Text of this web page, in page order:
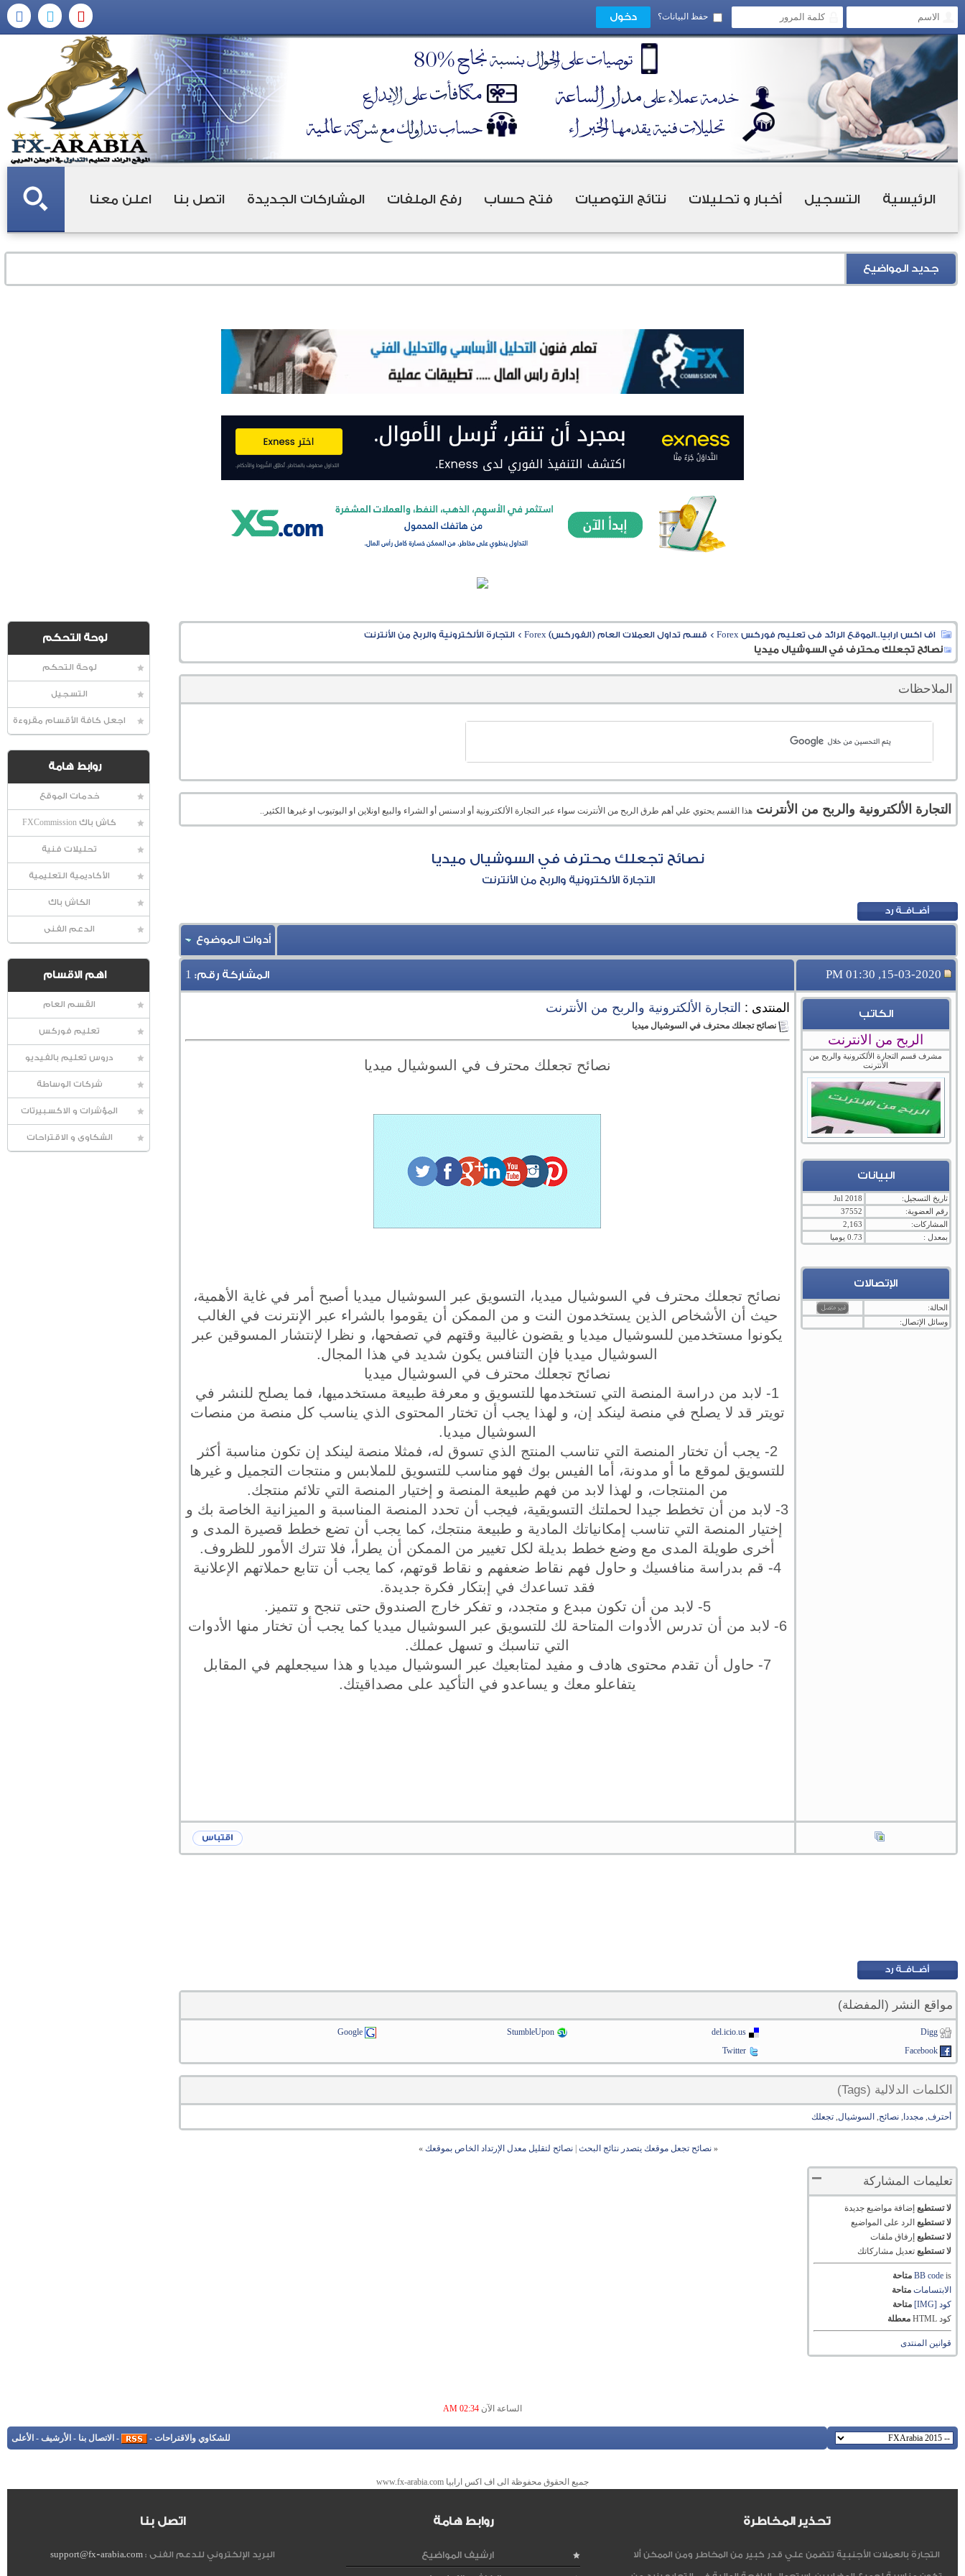
حفظ البيانات؟
الرئيسية التسجيل أخبار و تحليلات نتائج التوصيات فتح حساب رفع الملفات المشاركات الجديدة اتصل بنا اعلن معنا
جديد المواضيع
لوحة التحكم
لوحة التحكم
التسجيل
اجعل كافة الأقسام مقروءة
روابط هامة
خدمات الموقع
كاش باك FXCommission
تحليلات فنية
الأكاديمية التعليمية
الكاش باك
الدعم الفنى
اهم الاقسام
القسم العام
تعليم فوركس
دروس تعليم بالفيديو
شركات الوساطة
المؤشرات و الاكسبيرتات
الشكاوى و الاقتراحات
اف اكس ارابيا..الموقع الرائد فى تعليم فوركس Forex > قسم تداول العملات العام (الفوركس) Forex >التجارة الألكترونية والربح من الأنترنت
نصائح تجعلك محترف في السوشيال ميديا
الملاحظات
التجارة الألكترونية والربح من الأنترنت هذا القسم يحتوي علي أهم طرق الربح من الأنترنت سواء عبر التجارة الألكترونية أو ادسنس أو الشراء والبيع اونلاين او اليوتيوب او غيرها الكثير..
نصائح تجعلك محترف في السوشيال ميديا
التجارة الألكترونية والربح من الأنترنت
أدوات الموضوع
15-03-2020, 01:30 PM المشاركة رقم: 1
الكاتب
الربح من الانترنت
مشرف قسم التجارة الألكترونية والربح من
الأنترنت
البيانات
تاريخ التسجيل:
Jul 2018
رقم العضوية:
37552
المشاركات:
2,163
بمعدل :
0.73 يوميا
الإتصالات
الحالة:
وسائل الإتصال:
المنتدى : التجارة الألكترونية والربح من الأنترنت
نصائح تجعلك محترف في السوشيال ميديا
نصائح تجعلك محترف في السوشيال ميديا
نصائح تجعلك محترف في السوشيال ميديا، التسويق عبر السوشيال ميديا أصبح أمر في غاية الأهمية،
حيث أن الأشخاص الذين يستخدمون النت و من الممكن أن يقوموا بالشراء عبر الإنترنت في الغالب
يكونوا مستخدمين للسوشيال ميديا و يقضون غالبية وقتهم في تصفحها، و نظرا لإنتشار المسوقين عبر
السوشيال ميديا فإن التنافس يكون شديد في هذا المجال.
نصائح تجعلك محترف في السوشيال ميديا
1- لابد من دراسة المنصة التي تستخدمها للتسويق و معرفة طبيعة مستخدميها، فما يصلح للنشر في
تويتر قد لا يصلح في منصة لينكد إن، و لهذا يجب أن تختار المحتوى الذي يناسب كل منصة من منصات
السوشيال ميديا.
2- يجب أن تختار المنصة التي تناسب المنتج الذي تسوق له، فمثلا منصة لينكد إن تكون مناسبة أكثر
للتسويق لموقع ما أو مدونة، أما الفيس بوك فهو مناسب للتسويق للملابس و منتجات التجميل و غيرها
من المنتجات، و لهذا لابد من فهم طبيعة المنصة و إختيار المنصة التي تلائم منتجك.
3- لابد من أن تخطط جيدا لحملتك التسويقية، فيجب أن تحدد المنصة المناسبة و الميزانية الخاصة بك و
إختيار المنصة التي تناسب إمكانياتك المادية و طبيعة منتجك، كما يجب أن تضع خطط قصيرة المدى و
أخرى طويلة المدى مع وضع خطط بديلة لكل تغيير من الممكن أن يطرأ، فلا تترك الأمور للظروف.
4- قم بدراسة منافسيك و حاول فهم نقاط ضعفهم و نقاط قوتهم، كما يجب أن تتابع حملاتهم الإعلانية
فقد تساعدك في إبتكار فكرة جديدة.
5- لابد من أن تكون مبدع و متجدد، و تفكر خارج الصندوق حتى تنجح و تتميز.
6- لابد من أن تدرس الأدوات المتاحة لك للتسويق عبر السوشيال ميديا كما يجب أن تختار منها الأدوات
التي تناسبك و تسهل عملك.
7- حاول أن تقدم محتوى هادف و مفيد لمتابعيك عبر السوشيال ميديا و هذا سيجعلهم في المقابل
يتفاعلو معك و يساعدو في التأكيد على مصداقيتك.
مواقع النشر (المفضلة)
Digg
del.icio.us
StumbleUpon
Google
Facebook
Twitter
الكلمات الدلالية (Tags)
أحترف,مجددا ,نصائح, السوشيال,تجعلك
« نصائح تجعل موقعك يتصدر نتائج البحث |نصائح لتقليل معدل الإرتداد الخاص بموقعك »
تعليمات المشاركة
لا تستطيع إضافة مواضيع جديدة
لا تستطيع الرد على المواضيع
لا تستطيع إرفاق ملفات
لا تستطيع تعديل مشاركاتك
BB codeis
متاحة
الابتسامات متاحة
كود [IMG]
متاحة
كود HTML
معطلة
قوانين المنتدى
الساعة الآن 02:34 AM
للشكاوي والاقتراحات -
- الاتصال بنا - الأرشيف - الأعلى
جميع الحقوق محفوظة الى اف اكس ارابيا www.fx-arabia.com
تحذير المخاطرة
التجارة بالعملات الأجنبية تتضمن علي قدر كبير من المخاطر ومن الممكن ألا
روابط هامة
ارشيف المواضيع
اتصل بنا
البريد الإلكتروني للدعم الفنى :support@fx-arabia.com